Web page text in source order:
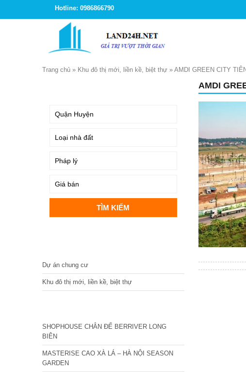
Hotline: 0986866790
Trang chủ » Khu đô thị mới, liền kề, biệt thự » AMDI GREEN CITY
AMDI
Dự án chung cư
Khu đô thị mới, liền kề, biệt thự
SHOPHOUSE CHÂN ĐẾ BERRIVER LONG
BIÊN
MASTERISE CAO XÀ LÁ – HÀ NỘI SEASON
GARDEN